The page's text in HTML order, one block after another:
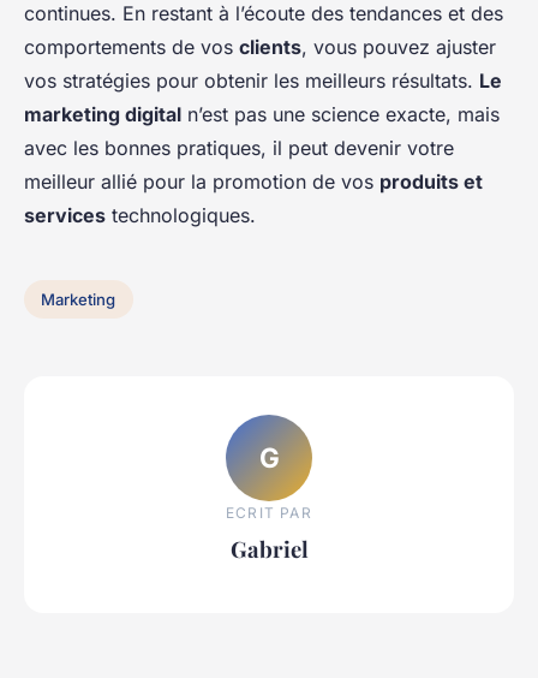
continues. En restant à l’écoute des tendances et des
comportements de vos clients, vous pouvez ajuster
vos stratégies pour obtenir les meilleurs résultats. Le
marketing digital n’est pas une science exacte, mais
avec les bonnes pratiques, il peut devenir votre
meilleur allié pour la promotion de vos produits et
services technologiques.
Marketing
G
ECRIT PAR
Gabriel